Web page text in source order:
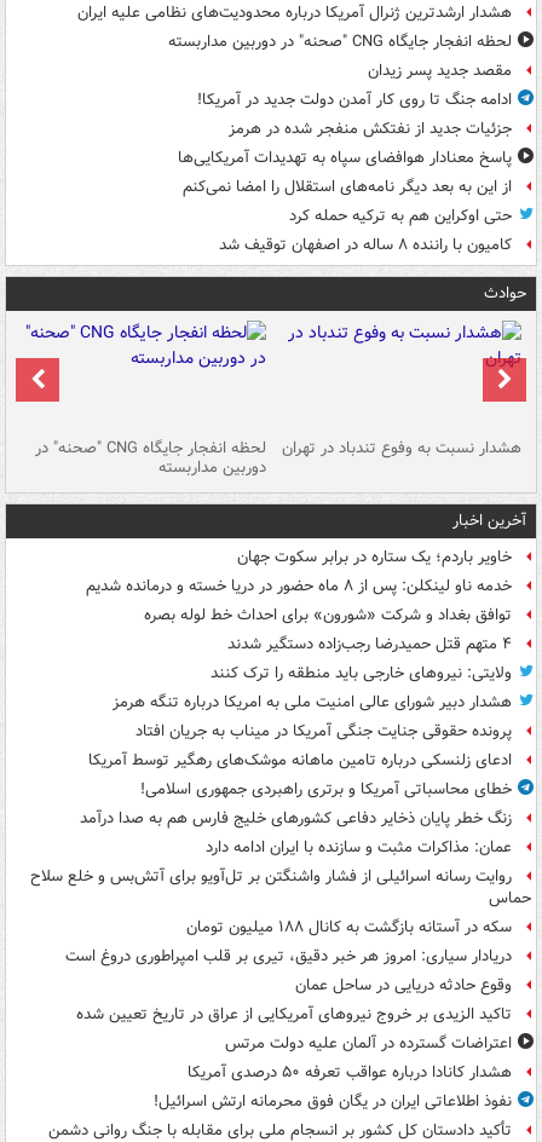
هشدار ارشدترین ژنرال آمریکا درباره محدودیت‌های نظامی علیه ایران
لحظه انفجار جایگاه CNG "صحنه" در دوربین مداربسته
مقصد جدید پسر زیدان
ادامه جنگ تا روی کار آمدن دولت جدید در آمریکا!
جزئیات جدید از نفتکش منفجر شده در هرمز
پاسخ معنادار هوافضای سپاه به تهدیدات آمریکایی‌ها
از این به بعد دیگر نامه‌های استقلال را امضا نمی‌کنم
حتی اوکراین هم به ترکیه حمله کرد
کامیون با راننده ۸ ساله در اصفهان توقیف شد
حوادث
هشدار نسبت به وفوع تندباد در تهران لحظه انفجار جایگاه CNG "صحنه" در
دوربین مداربسته
آخرین اخبار
خاویر باردم؛ یک ستاره در برابر سکوت جهان
خدمه ناو لینکلن: پس از ۸ ماه حضور در دریا خسته و درمانده‌ شدیم
توافق بغداد و شرکت «شورون» برای احداث خط لوله بصره
۴ متهم قتل حمیدرضا رجب‌زاده دستگیر شدند
ولایتی: نیروهای خارجی باید منطقه را ترک کنند
هشدار دبیر شورای عالی امنیت ملی به امریکا درباره تنگه هرمز
پرونده حقوقی جنایت جنگی آمریکا در میناب به جریان افتاد
ادعای زلنسکی درباره تامین ماهانه موشک‌های رهگیر توسط آمریکا
خطای محاسباتی آمریکا و برتری راهبردی جمهوری اسلامی!
زنگ خطر پایان ذخایر دفاعی کشورهای خلیج فارس هم به صدا درآمد
عمان: مذاکرات مثبت و سازنده با ایران ادامه دارد
روایت رسانه اسرائیلی از فشار واشنگتن بر تل‌آویو برای آتش‌بس و خلع سلاح
حماس
سکه در آستانه بازگشت به کانال ۱۸۸ میلیون تومان
دریادار سیاری: امروز هر خبر دقیق، تیری بر قلب امپراطوری دروغ است
وقوع حادثه دریایی در ساحل عمان
تاکید الزیدی بر خروج نیروهای آمریکایی از عراق در تاریخ تعیین شده
اعتراضات گسترده در آلمان علیه دولت مرتس
هشدار کانادا درباره عواقب تعرفه ۵۰ درصدی آمریکا
نفوذ اطلاعاتی ایران در یگان فوق محرمانه ارتش اسرائیل!
تأکید دادستان کل کشور بر انسجام ملی برای مقابله با جنگ روانی دشمن